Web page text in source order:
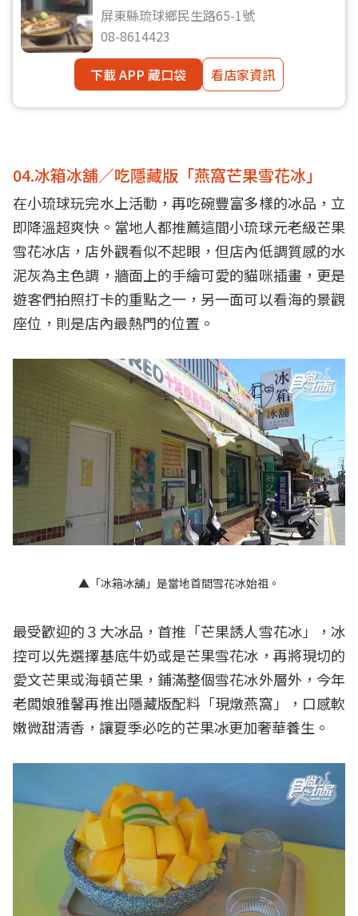
屏東縣琉球鄉民生路65-1號
08-8614423
下載 APP 藏口袋
看店家資訊
04.冰箱冰舖／吃隱藏版「燕窩芒果雪花冰」
在小琉球玩完水上活動，再吃碗豐富多樣的冰品，立
即降溫超爽快。當地人都推薦這間小琉球元老級芒果
雪花冰店，店外觀看似不起眼，但店內低調質感的水
泥灰為主色調，牆面上的手繪可愛的貓咪插畫，更是
遊客們拍照打卡的重點之一，另一面可以看海的景觀
座位，則是店內最熱門的位置。
▲「冰箱冰舖」是當地首間雪花冰始祖。
最受歡迎的３大冰品，首推「芒果誘人雪花冰」，冰
控可以先選擇基底牛奶或是芒果雪花冰，再將現切的
愛文芒果或海頓芒果，鋪滿整個雪花冰外層外，今年
老闆娘雅馨再推出隱藏版配料「現燉燕窩」，口感軟
嫩微甜清香，讓夏季必吃的芒果冰更加奢華養生。